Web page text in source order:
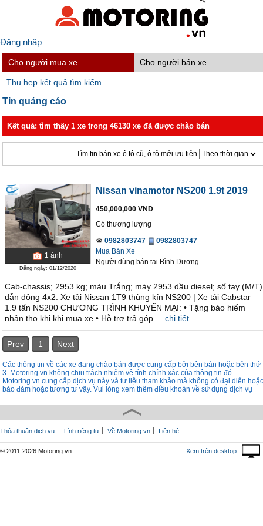
Đăng nhập
Cho người mua xe Cho người bán xe
Thu hẹp kết quả tìm kiếm
Tin quảng cáo
Kết quả: tìm thấy 1 xe trong 46130 xe đã được chào bán
Tìm tin bán xe ô tô cũ, ô tô mới ưu tiên
1 ảnh
Đăng ngày: 01/12/2020
Nissan vinamotor NS200 1.9t 2019
450,000,000 VND
Có thương lượng
0982803747
0982803747
Mua Bán Xe
Người dùng bán tại Bình Dương
Cab-chassis; 2953 kg; màu Trắng; máy 2953 dầu diesel; số tay (M/T)
dẫn động 4x2. Xe tải Nissan 1T9 thùng kín NS200 | Xe tải Cabstar
1.9 tấn NS200 CHƯƠNG TRÌNH KHUYẾN MẠI: • Tặng bảo hiểm
nhân thọ khi khi mua xe • Hỗ trợ trả góp ...
chi tiết
Prev 1 Next
Các thông tin về các xe đang chào bán được cung cấp bởi bên bán hoặc bên thứ
3. Motoring.vn không chịu trách nhiệm về tính chính xác của thông tin đó.
Motoring.vn cung cấp dịch vụ này và tư liệu tham khảo mà không có đại diên hoặc
bảo đảm hoặc tương tư vậy. Vui lòng xem thêm điều khoản về sử dụng dịch vụ
Thỏa thuận dịch vụ Tính riêng tư Về Motoring.vn Liên hệ
© 2011-2026 Motoring.vn Xem trên desktop